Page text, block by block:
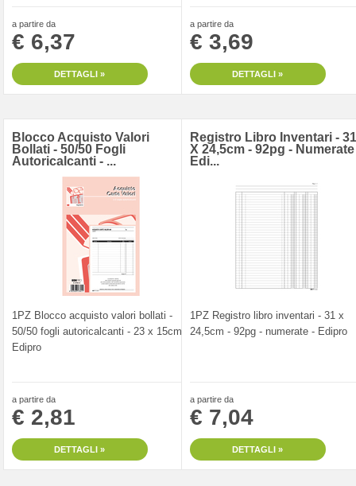
a partire da
€ 6,37
DETTAGLI »
a partire da
€ 3,69
DETTAGLI »
Blocco Acquisto Valori
Bollati - 50/50 Fogli
Autoricalcanti - ...
1PZ Blocco acquisto valori bollati -
50/50 fogli autoricalcanti - 23 x 15cm -
Edipro
a partire da
€ 2,81
DETTAGLI »
Registro Libro Inventari - 31
X 24,5cm - 92pg - Numerate
Edi...
1PZ Registro libro inventari - 31 x
24,5cm - 92pg - numerate - Edipro
a partire da
€ 7,04
DETTAGLI »